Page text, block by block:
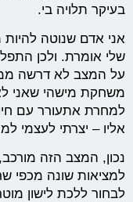
בעיקר תלויה בי.
אני אדם שנוטה
שלי אומרת. ולכן
על המצב לא דרשה
משחקת מישהי שאני
למחרת אתעורר עם
אליו – יצרתי לעצמי
נכון, המצב הזה
למציאות שונה מכפי
לבחור ללכת לישון